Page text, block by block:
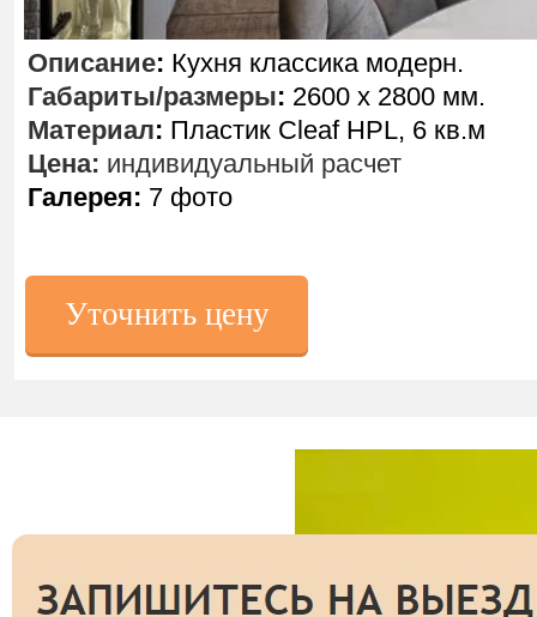
Уточнить цену
Описание: Кухня классика модерн.
Габариты/размеры: 2600 х 2800 мм.
Материал: Пластик Cleaf HPL, 6 кв.м
Цена: индивидуальный расчет
Галерея: 7 фото